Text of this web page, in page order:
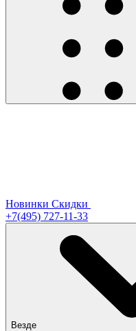
Новинки Скидки
+7(495) 727-11-33
Везде